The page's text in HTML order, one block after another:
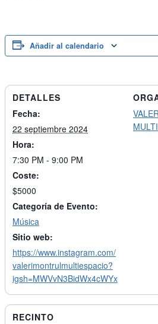
Añadir al calendario
DETALLES
Fecha:
22 septiembre 2024
Hora:
7:30 PM - 9:00 PM
Coste:
$5000
Categoría de Evento:
Música
Sitio web:
https://www.instagram.com/
valerimontrulmultiespacio?
igsh=MWVvN3BidWx4cWYx
RECINTO